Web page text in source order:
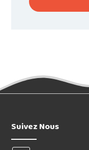
Suivez Nous